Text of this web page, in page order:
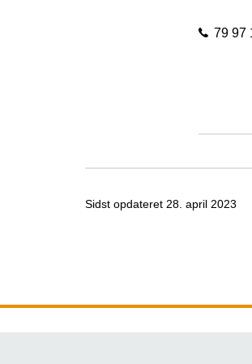
79 97
Sidst opdateret 28. april 2023